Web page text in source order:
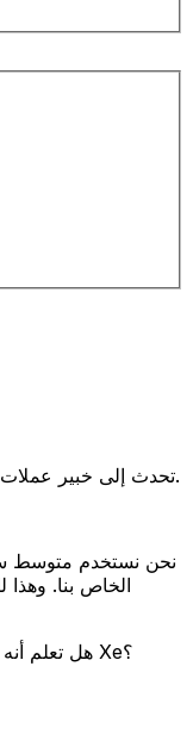
تحدث إلى خبير عملاتيمكننا التفوق على أسعار المنافسين.
نحن نستخدم متوسط
الخاص بنا. وهذا
هل تعلم أنه يمكنك إرسال الأموال إلى الخارج باستخدام Xe؟